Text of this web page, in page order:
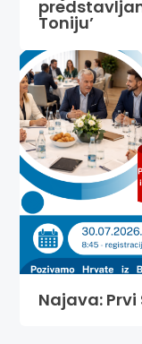
Toniju’
Najava: Prvi